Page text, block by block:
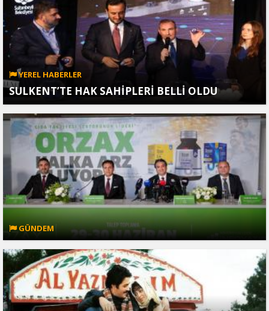
YEREL HABERLER
SULKENT’TE HAK SAHİPLERİ BELLİ OLDU
GÜNDEM